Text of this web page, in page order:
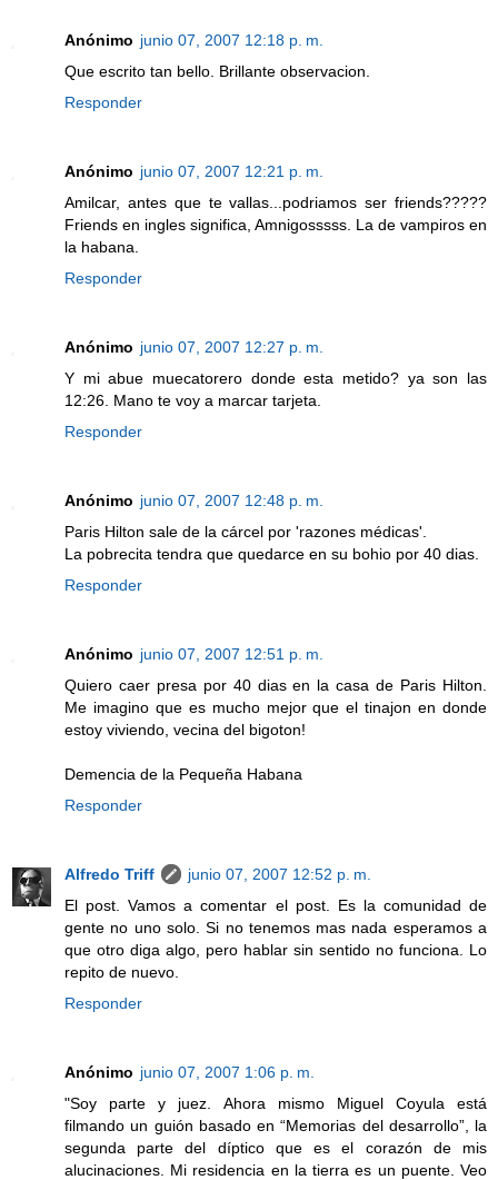
Anónimo junio 07, 2007 12:18 p. m.
Que escrito tan bello. Brillante observacion.
Responder
Anónimo junio 07, 2007 12:21 p. m.
Amilcar, antes que te vallas...podriamos ser friends?????
Friends en ingles significa, Amnigosssss. La de vampiros en
la habana.
Responder
Anónimo junio 07, 2007 12:27 p. m.
Y mi abue muecatorero donde esta metido? ya son las
12:26. Mano te voy a marcar tarjeta.
Responder
Anónimo junio 07, 2007 12:48 p. m.
Paris Hilton sale de la cárcel por 'razones médicas'.
La pobrecita tendra que quedarce en su bohio por 40 dias.
Responder
Anónimo junio 07, 2007 12:51 p. m.
Quiero caer presa por 40 dias en la casa de Paris Hilton.
Me imagino que es mucho mejor que el tinajon en donde
estoy viviendo, vecina del bigoton!
Demencia de la Pequeña Habana
Responder
Alfredo Triff
junio 07, 2007 12:52 p. m.
El post. Vamos a comentar el post. Es la comunidad de
gente no uno solo. Si no tenemos mas nada esperamos a
que otro diga algo, pero hablar sin sentido no funciona. Lo
repito de nuevo.
Responder
Anónimo junio 07, 2007 1:06 p. m.
"Soy parte y juez. Ahora mismo Miguel Coyula está
filmando un guión basado en “Memorias del desarrollo”, la
segunda parte del díptico que es el corazón de mis
alucinaciones. Mi residencia en la tierra es un puente. Veo